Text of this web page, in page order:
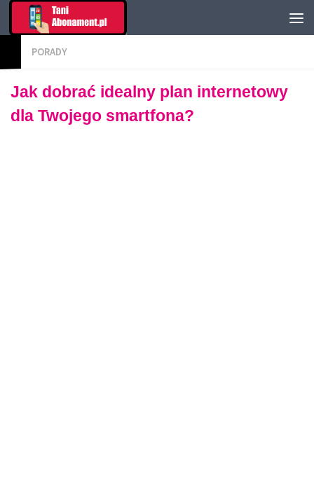
PORADY
Jak dobrać idealny plan internetowy
dla Twojego smartfona?